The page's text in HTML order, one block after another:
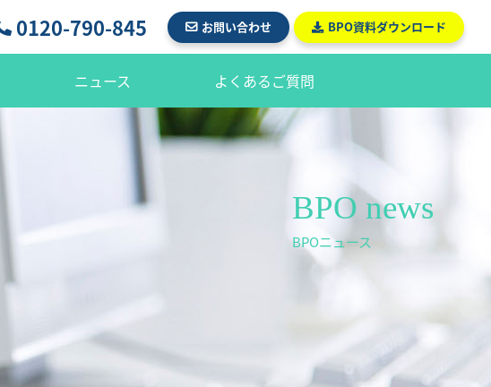
0120-790-845 お問い合わせ BPO資料ダウンロード
ニュース よくあるご質問
BPO news
BPOニュース